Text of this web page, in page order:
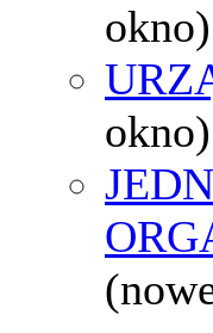
okno)
okno)